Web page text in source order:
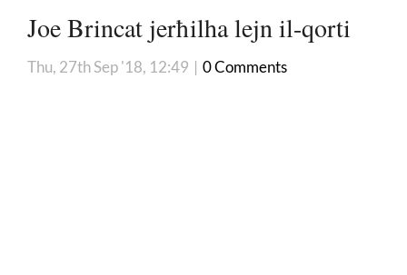
Joe Brincat jerħilha lejn il-qorti
Thu, 27th Sep '18, 12:49 | 0 Comments